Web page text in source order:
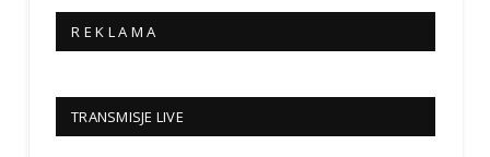
R E K L A M A
TRANSMISJE LIVE